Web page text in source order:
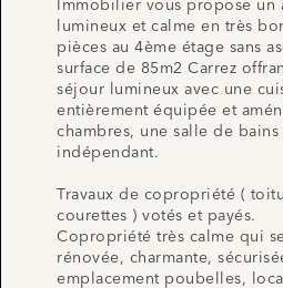
Immobilier vous propose un
lumineux et calme en très
pièces au 4ème étage sans
surface de 85m2 Carrez
séjour lumineux avec une
entièrement équipée et
chambres, une salle de
indépendant.
Travaux de copropriété (
courettes ) votés et payés.
Copropriété très calme qui
rénovée, charmante,
emplacement poubelles,